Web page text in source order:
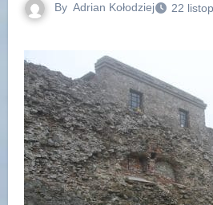
By Adrian Kołodziej 22